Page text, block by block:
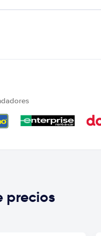
precios